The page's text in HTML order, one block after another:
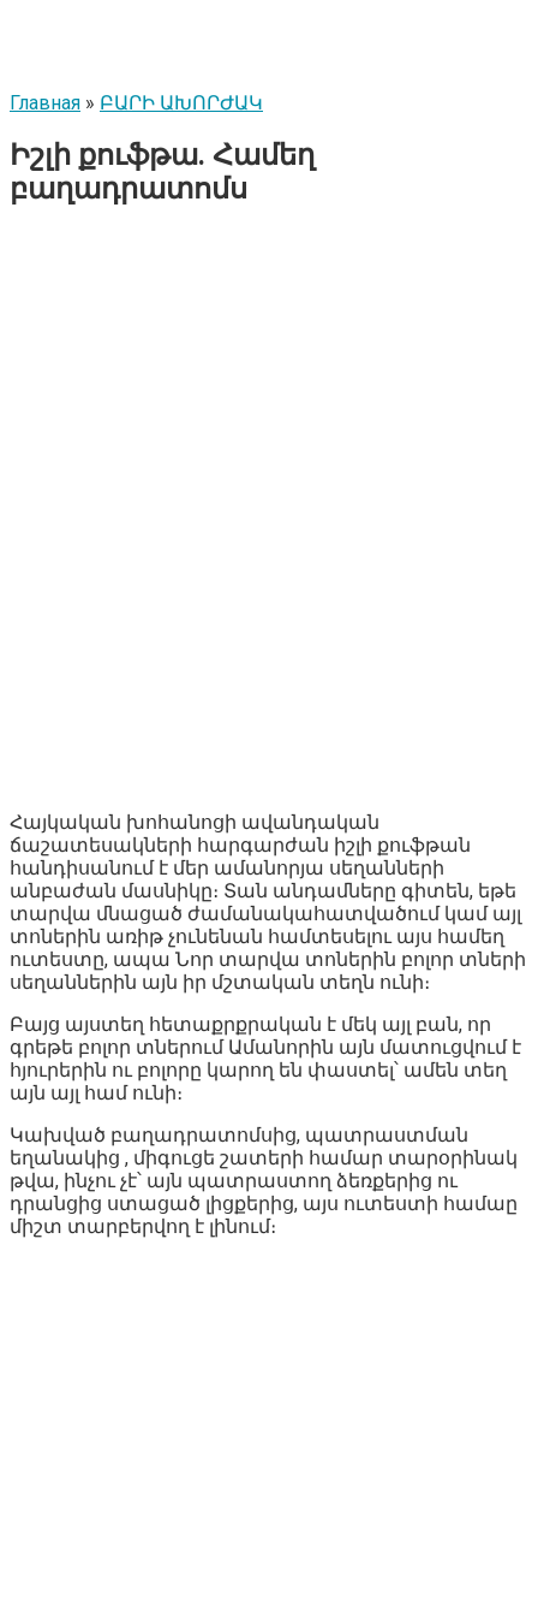
Главная » ԲԱՐԻ ԱԽՈՐԺԱԿ
Իշլի քուֆթա. Համեղ
բաղադրատոմս
Հայկական խոհանոցի ավանդական
ճաշատեսակների հարգարժան իշլի քուֆթան
հանդիսանում է մեր ամանորյա սեղանների
անբաժան մասնիկը։ Տան անդամները գիտեն, եթե
տարվա մնացած ժամանակահատվածում կամ այլ
տոներին առիթ չունենան համտեսելու այս համեղ
ուտեստը, ապա Նոր տարվա տոներին բոլոր տների
սեղաններին այն իր մշտական տեղն ունի։
Բայց այստեղ հետաքրքրական է մեկ այլ բան, որ
գրեթե բոլոր տներում Ամանորին այն մատուցվում է
հյուրերին ու բոլորը կարող են փաստել՝ ամեն տեղ
այն այլ համ ունի։
Կախված բաղադրատոմսից, պատրաստման
եղանակից , միգուցե շատերի համար տարօրինակ
թվա, ինչու չէ՝ այն պատրաստող ձեռքերից ու
դրանցից ստացած լիցքերից, այս ուտեստի համաը
միշտ տարբերվող է լինում։